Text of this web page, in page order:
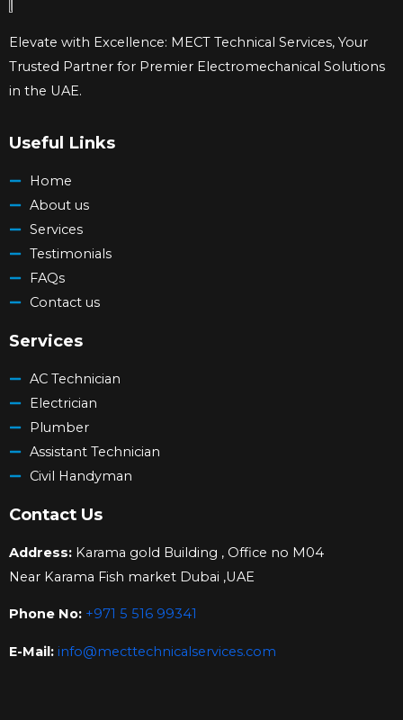
Elevate with Excellence: MECT Technical Services, Your
Trusted Partner for Premier Electromechanical Solutions
in the UAE.
Useful Links
Home
About us
Services
Testimonials
FAQs
Contact us
Services
AC Technician
Electrician
Plumber
Assistant Technician
Civil Handyman
Contact Us
Address: Karama gold Building , Office no M04
Near Karama Fish market Dubai ,UAE
Phone No: +971 5 516 99341
E-Mail: info@mecttechnicalservices.com